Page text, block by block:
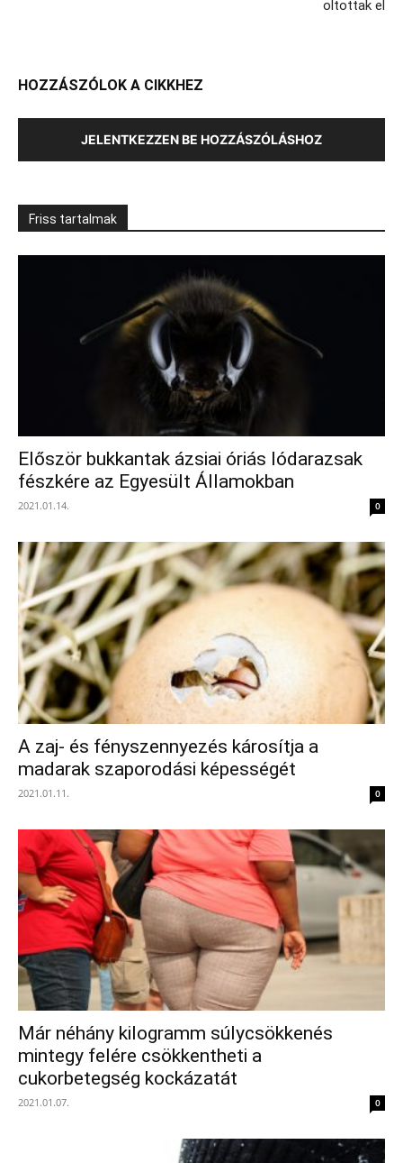
oltottak el
HOZZÁSZÓLOK A CIKKHEZ
JELENTKEZZEN BE HOZZÁSZÓLÁSHOZ
Friss tartalmak
Először bukkantak ázsiai óriás lódarazsak
fészkére az Egyesült Államokban
2021.01.14. 0
A zaj- és fényszennyezés károsítja a
madarak szaporodási képességét
2021.01.11. 0
Már néhány kilogramm súlycsökkenés
mintegy felére csökkentheti a
cukorbetegség kockázatát
2021.01.07. 0